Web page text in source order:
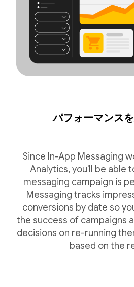
パフォーマンス
Since In-App Messaging
Analytics, you'll be able
messaging campaign is
Messaging tracks
conversions by date so
the success of campaigns
decisions on re-running
based on the